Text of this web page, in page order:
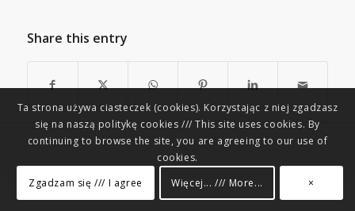
Share this entry
Ta strona używa ciasteczek (cookies). Korzystając z niej zgadzasz
się na naszą politykę cookies /// This site uses cookies. By
continuing to browse the site, you are agreeing to our use of
cookies.
Zgadzam się /// I agree
Więcej... /// More... ×